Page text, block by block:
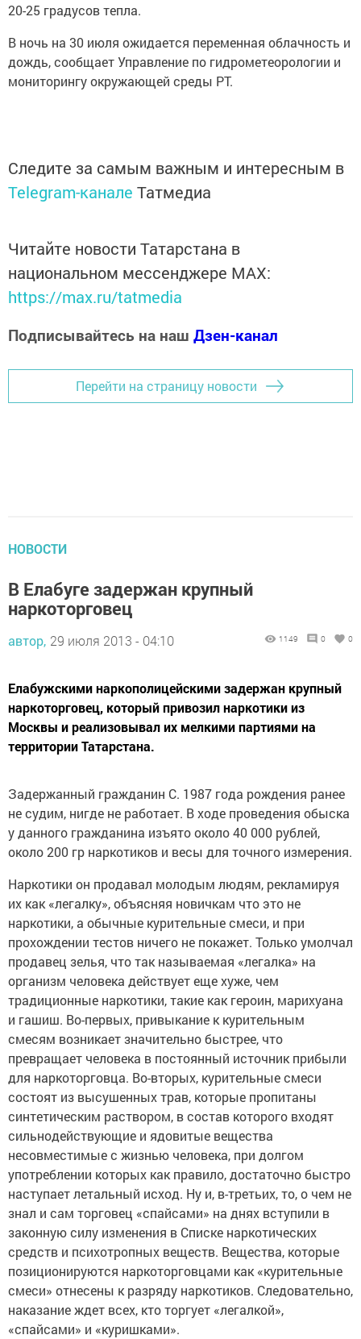
20-25 градусов тепла.
В ночь на 30 июля ожидается переменная облачность и
дождь, сообщает Управление по гидрометеорологии и
мониторингу окружающей среды РТ.
Следите за самым важным и интересным в
Telegram-канале Татмедиа
Читайте новости Татарстана в
национальном мессенджере MАХ:
https://max.ru/tatmedia
Подписывайтесь на наш Дзен-канал
Перейти на страницу новости
НОВОСТИ
В Елабуге задержан крупный
наркоторговец
автор, 29 июля 2013 - 04:10 1149 0 0
Елабужскими наркополицейскими задержан крупный
наркоторговец, который привозил наркотики из
Москвы и реализовывал их мелкими партиями на
территории Татарстана.
Задержанный гражданин С. 1987 года рождения ранее
не судим, нигде не работает. В ходе проведения обыска
у данного гражданина изъято около 40 000 рублей,
около 200 гр наркотиков и весы для точного измерения.
Наркотики он продавал молодым людям, рекламируя
их как «легалку», объясняя новичкам что это не
наркотики, а обычные курительные смеси, и при
прохождении тестов ничего не покажет. Только умолчал
продавец зелья, что так называемая «легалка» на
организм человека действует еще хуже, чем
традиционные наркотики, такие как героин, марихуана
и гашиш. Во-первых, привыкание к курительным
смесям возникает значительно быстрее, что
превращает человека в постоянный источник прибыли
для наркоторговца. Во-вторых, курительные смеси
состоят из высушенных трав, которые пропитаны
синтетическим раствором, в состав которого входят
сильнодействующие и ядовитые вещества
несовместимые с жизнью человека, при долгом
употреблении которых как правило, достаточно быстро
наступает летальный исход. Ну и, в-третьих, то, о чем не
знал и сам торговец «спайсами» на днях вступили в
законную силу изменения в Списке наркотических
средств и психотропных веществ. Вещества, которые
позиционируются наркоторговцами как «курительные
смеси» отнесены к разряду наркотиков. Следовательно,
наказание ждет всех, кто торгует «легалкой»,
«спайсами» и «куришками».